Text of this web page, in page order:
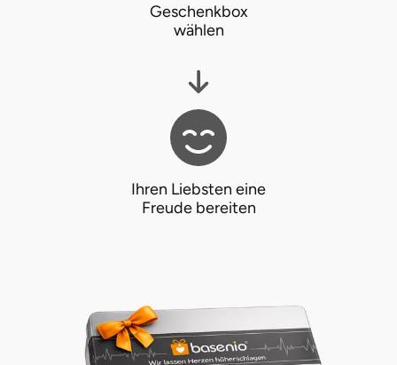
Geschenkbox
wählen
Ihren Liebsten eine
Freude bereiten